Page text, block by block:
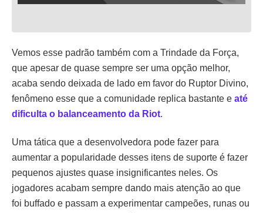
Vemos esse padrão também com a Trindade da Força,
que apesar de quase sempre ser uma opção melhor,
acaba sendo deixada de lado em favor do Ruptor Divino,
fenômeno esse que a comunidade replica bastante e até
dificulta o balanceamento da Riot.
Uma tática que a desenvolvedora pode fazer para
aumentar a popularidade desses itens de suporte é fazer
pequenos ajustes quase insignificantes neles. Os
jogadores acabam sempre dando mais atenção ao que
foi buffado e passam a experimentar campeões, runas ou